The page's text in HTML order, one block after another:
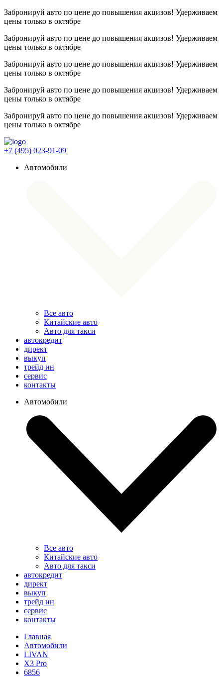
Забронируй авто по цене до повышения акцизов! Удерживаем
цены только в октябре
Забронируй авто по цене до повышения акцизов! Удерживаем
цены только в октябре
Забронируй авто по цене до повышения акцизов! Удерживаем
цены только в октябре
Забронируй авто по цене до повышения акцизов! Удерживаем
цены только в октябре
Забронируй авто по цене до повышения акцизов! Удерживаем
цены только в октябре
+7 (495) 023-91-09
Автомобили
Все авто
Китайские авто
Авто для такси
автокредит
директ
выкуп
трейд ин
сервис
контакты
Автомобили
Все авто
Китайские авто
Авто для такси
автокредит
директ
выкуп
трейд ин
сервис
контакты
Главная
Автомобили
LIVAN
X3 Pro
6856